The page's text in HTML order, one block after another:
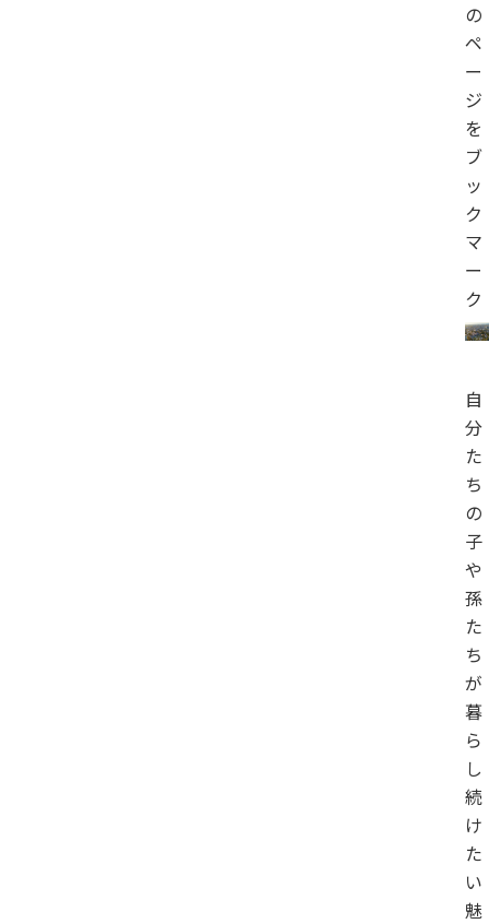
の
ペ
ー
ジ
を
ブ
ッ
ク
マ
ー
ク
自
分
た
ち
の
子
や
孫
た
ち
が
暮
ら
し
続
け
た
い
魅